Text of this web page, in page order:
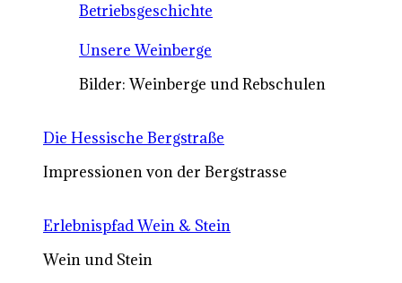
Betriebsgeschichte
Unsere Weinberge
Bilder: Weinberge und Rebschulen
Die Hessische Bergstraße
Impressionen von der Bergstrasse
Erlebnispfad Wein & Stein
Wein und Stein